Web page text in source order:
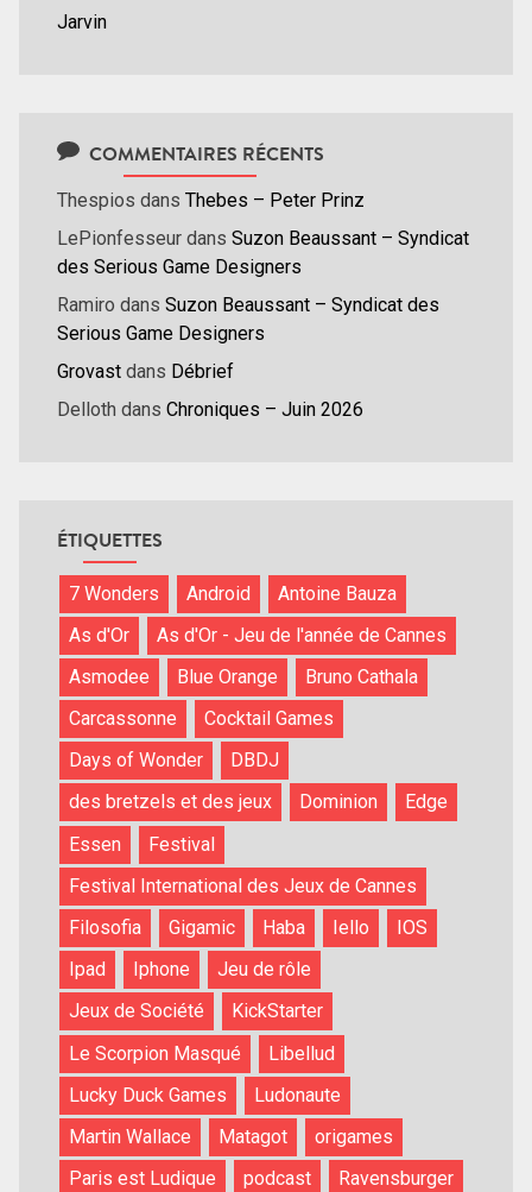
Jarvin
COMMENTAIRES RÉCENTS
Thespios dans Thebes – Peter Prinz
LePionfesseur dans Suzon Beaussant – Syndicat
des Serious Game Designers
Ramiro dans Suzon Beaussant – Syndicat des
Serious Game Designers
Grovast dans Débrief
Delloth dans Chroniques – Juin 2026
ÉTIQUETTES
7 Wonders Android
Antoine Bauza
As d'Or
As d'Or - Jeu de l'année de Cannes
Asmodee
Blue Orange
Bruno Cathala
Carcassonne
Cocktail Games
Days of Wonder
DBDJ
des bretzels et des jeux
Dominion
Edge
Essen
Festival
Festival International des Jeux de Cannes
Filosofia
Gigamic Haba Iello
IOS
Ipad
Iphone
Jeu de rôle
Jeux de Société
KickStarter
Le Scorpion Masqué
Libellud
Lucky Duck Games
Ludonaute
Martin Wallace
Matagot
origames
Paris est Ludique
podcast
Ravensburger